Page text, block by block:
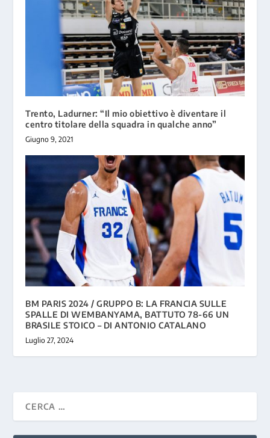
Trento, Ladurner: “Il mio obiettivo è diventare il
centro titolare della squadra in qualche anno”
Giugno 9, 2021
BM PARIS 2024 / GRUPPO B: LA FRANCIA SULLE
SPALLE DI WEMBANYAMA, BATTUTO 78-66 UN
BRASILE STOICO – DI ANTONIO CATALANO
Luglio 27, 2024